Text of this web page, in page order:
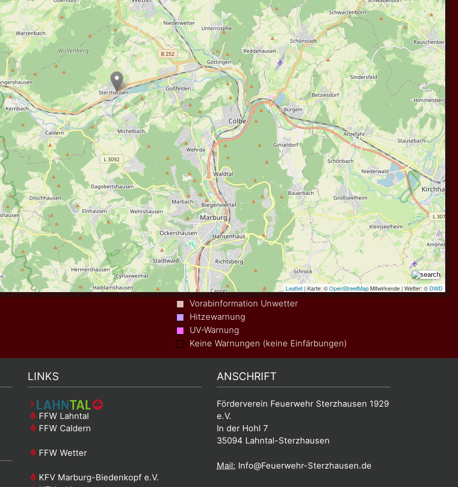
Vorabinformation Unwetter
Hitzewarnung
UV-Warnung
Keine Warnungen (keine Einfärbungen)
LINKS
FFW Lahntal
FFW Caldern
FFW Wetter
KFV Marburg-Biedenkopf e.V.
ANSCHRIFT
Förderverein Feuerwehr Sterzhausen 1929
e.V.
In der Hohl 7
35094 Lahntal-Sterzhausen
Mail: Info@Feuerwehr-Sterzhausen.de